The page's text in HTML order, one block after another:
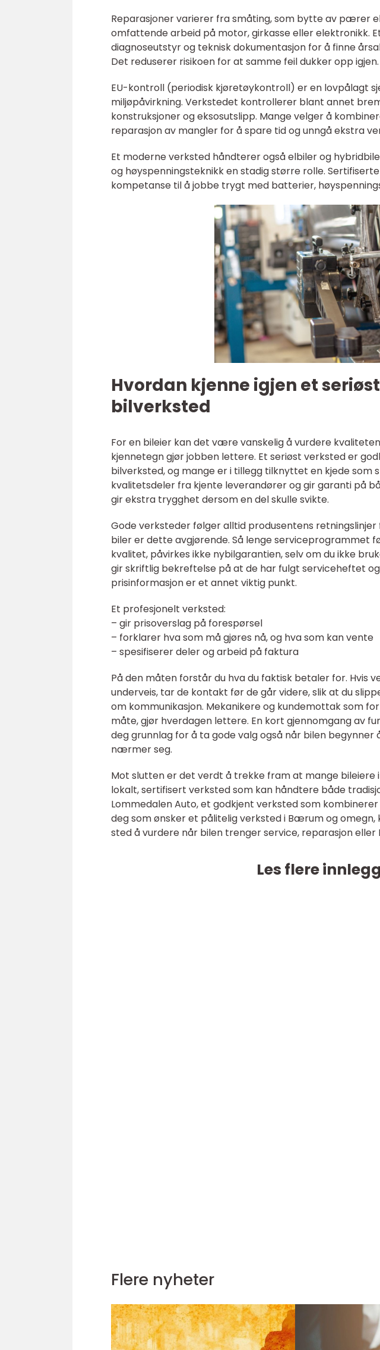
Reparasjoner varierer fra småting, som bytte av pærer
omfattende arbeid på motor, girkasse eller elektronikk.
diagnoseutstyr og teknisk dokumentasjon for å finne
Det reduserer risikoen for at samme feil dukker opp igjen.
EU-kontroll (periodisk kjøretøykontroll) er en lovpålagt
miljøpåvirkning. Verkstedet kontrollerer blant annet
konstruksjoner og eksosutslipp. Mange velger å
reparasjon av mangler for å spare tid og unngå ekstra
Et moderne verksted håndterer også elbiler og
og høyspenningsteknikk en stadig større rolle.
kompetanse til å jobbe trygt med batterier,
Hvordan kjenne igjen et
bilverksted
For en bileier kan det være vanskelig å vurdere
kjennetegn gjør jobben lettere. Et seriøst verksted er
bilverksted, og mange er i tillegg tilknyttet en kjede som
kvalitetsdeler fra kjente leverandører og gir garanti på
gir ekstra trygghet dersom en del skulle svikte.
Gode verksteder følger alltid produsentens
biler er dette avgjørende. Så lenge serviceprogrammet
kvalitet, påvirkes ikke nybilgarantien, selv om du ikke
gir skriftlig bekreftelse på at de har fulgt serviceheftet
prisinformasjon er et annet viktig punkt.
Et profesjonelt verksted:
– gir prisoverslag på forespørsel
– forklarer hva som må gjøres nå, og hva som kan vente
– spesifiserer deler og arbeid på faktura
På den måten forstår du hva du faktisk betaler for. Hvis
underveis, tar de kontakt før de går videre, slik at du
om kommunikasjon. Mekanikere og kundemottak som
måte, gjør hverdagen lettere. En kort gjennomgang av
deg grunnlag for å ta gode valg også når bilen
nærmer seg.
Mot slutten er det verdt å trekke fram at mange
lokalt, sertifisert verksted som kan håndtere både
Lommedalen Auto, et godkjent verksted som
deg som ønsker et pålitelig verksted i Bærum og omegn,
sted å vurdere når bilen trenger service, reparasjon eller
Les flere
Flere nyheter